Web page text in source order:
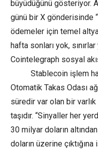
büyüdüğünü gösteriyor.
günü bir X gönderisinde
ödemeler için temel
hafta sonları yok,
Cointelegraph sosyal
Stablecoin işlem
Otomatik Takas Odası
süredir var olan bir
taşıdır. “Sinyaller her
30 milyar doların
doların üzerine